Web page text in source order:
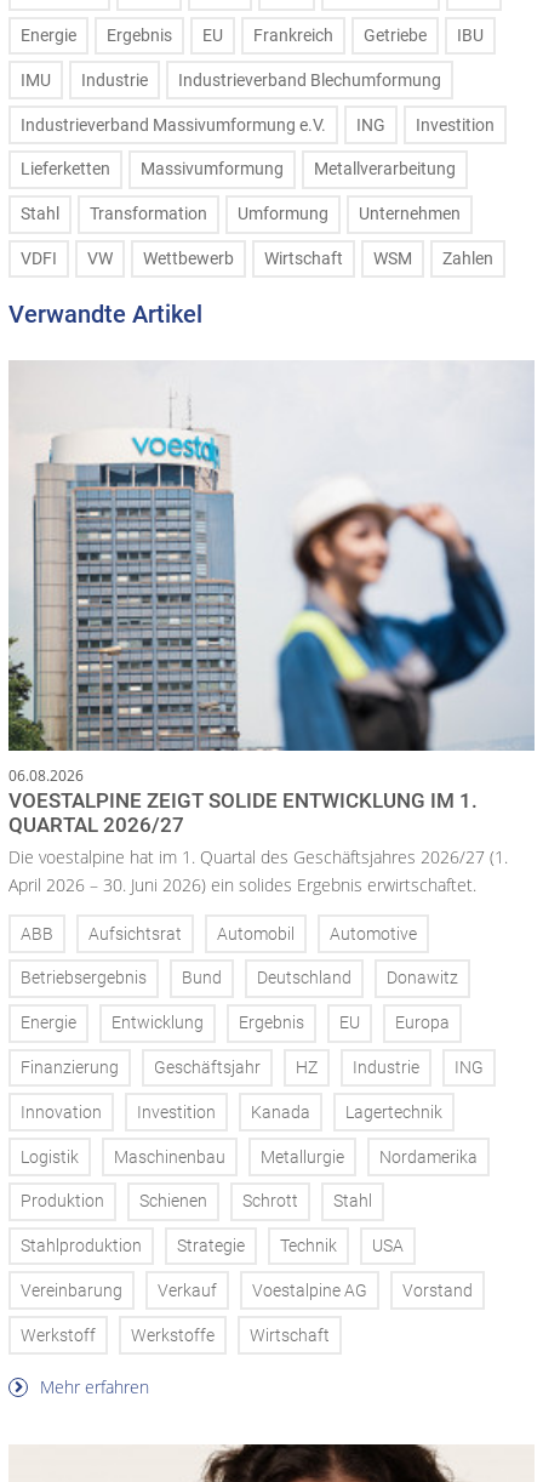
Energie Ergebnis EU Frankreich Getriebe IBU
IMU Industrie Industrieverband Blechumformung
Industrieverband Massivumformung e.V. ING Investition
Lieferketten Massivumformung Metallverarbeitung
Stahl Transformation Umformung Unternehmen
VDFI VW Wettbewerb Wirtschaft WSM Zahlen
Verwandte Artikel
06.08.2026
VOESTALPINE ZEIGT SOLIDE ENTWICKLUNG IM 1.
QUARTAL 2026/27
Die voestalpine hat im 1. Quartal des Geschäftsjahres 2026/27 (1.
April 2026 – 30. Juni 2026) ein solides Ergebnis erwirtschaftet.
ABB Aufsichtsrat Automobil Automotive
Betriebsergebnis Bund Deutschland Donawitz
Energie Entwicklung Ergebnis EU Europa
Finanzierung Geschäftsjahr HZ Industrie ING
Innovation Investition Kanada Lagertechnik
Logistik Maschinenbau Metallurgie Nordamerika
Produktion Schienen Schrott Stahl
Stahlproduktion Strategie Technik USA
Vereinbarung Verkauf Voestalpine AG Vorstand
Werkstoff Werkstoffe Wirtschaft
Mehr erfahren